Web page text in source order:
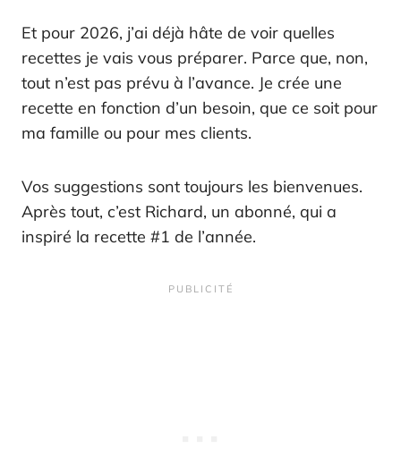
Et pour 2026, j’ai déjà hâte de voir quelles
recettes je vais vous préparer. Parce que, non,
tout n’est pas prévu à l’avance. Je crée une
recette en fonction d’un besoin, que ce soit pour
ma famille ou pour mes clients.
Vos suggestions sont toujours les bienvenues.
Après tout, c’est Richard, un abonné, qui a
inspiré la recette #1 de l’année.